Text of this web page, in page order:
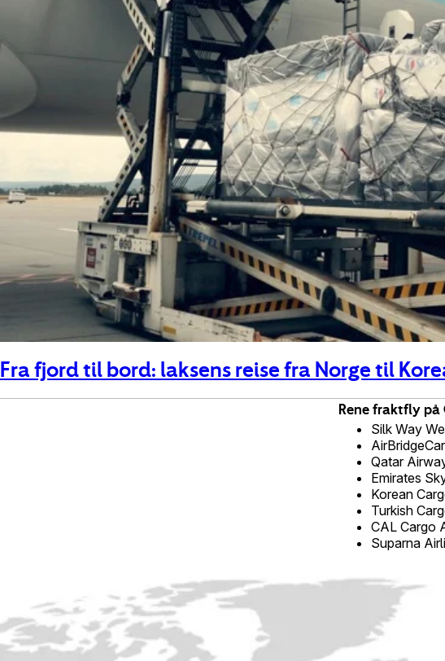
Fra fjord til bord: laksens reise fra Norge til
Rene fraktfly
Silk Way
Qatar
Emirates
Korean
Turkish
CAL Cargo
Suparna